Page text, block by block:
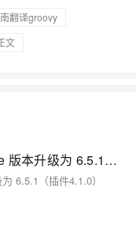
翻译groovy
文
Cocos Creator 2.4.6 Android Gradle 版本升级为 6.5.1（插件4.1.0）
6.5.1（插件4.1.0）